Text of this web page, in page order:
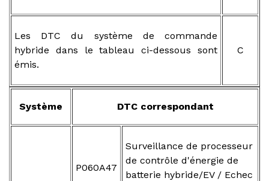
Les DTC du système de commande
hybride dans le tableau ci-dessous sont
émis.
C
Système DTC correspondant
P060A47
Surveillance de processeur
de contrôle d'énergie de
batterie hybride/EV / Echec